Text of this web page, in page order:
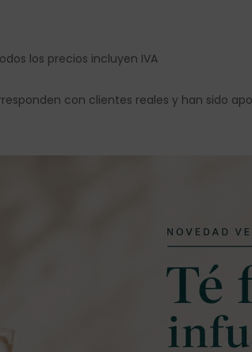
los precios incluyen IVA
con clientes reales y han sido